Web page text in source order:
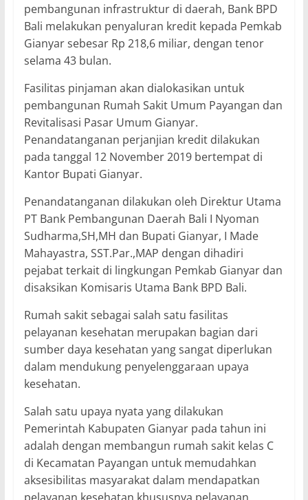
pembangunan infrastruktur di daerah, Bank BPD
Bali melakukan penyaluran kredit kepada Pemkab
Gianyar sebesar Rp 218,6 miliar, dengan tenor
selama 43 bulan.
Fasilitas pinjaman akan dialokasikan untuk
pembangunan Rumah Sakit Umum Payangan dan
Revitalisasi Pasar Umum Gianyar.
Penandatanganan perjanjian kredit dilakukan
pada tanggal 12 November 2019 bertempat di
Kantor Bupati Gianyar.
Penandatanganan dilakukan oleh Direktur Utama
PT Bank Pembangunan Daerah Bali I Nyoman
Sudharma,SH,MH dan Bupati Gianyar, I Made
Mahayastra, SST.Par.,MAP dengan dihadiri
pejabat terkait di lingkungan Pemkab Gianyar dan
disaksikan Komisaris Utama Bank BPD Bali.
Rumah sakit sebagai salah satu fasilitas
pelayanan kesehatan merupakan bagian dari
sumber daya kesehatan yang sangat diperlukan
dalam mendukung penyelenggaraan upaya
kesehatan.
Salah satu upaya nyata yang dilakukan
Pemerintah Kabupaten Gianyar pada tahun ini
adalah dengan membangun rumah sakit kelas C
di Kecamatan Payangan untuk memudahkan
aksesibilitas masyarakat dalam mendapatkan